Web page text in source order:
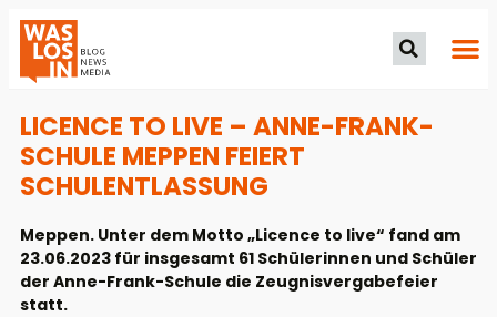
LICENCE TO LIVE – ANNE-FRANK-
SCHULE MEPPEN FEIERT
SCHULENTLASSUNG
Meppen. Unter dem Motto „Licence to live“ fand am
23.06.2023 für insgesamt 61 Schülerinnen und Schüler
der Anne-Frank-Schule die Zeugnisvergabefeier
statt.